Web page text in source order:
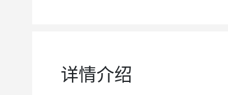
详情介绍